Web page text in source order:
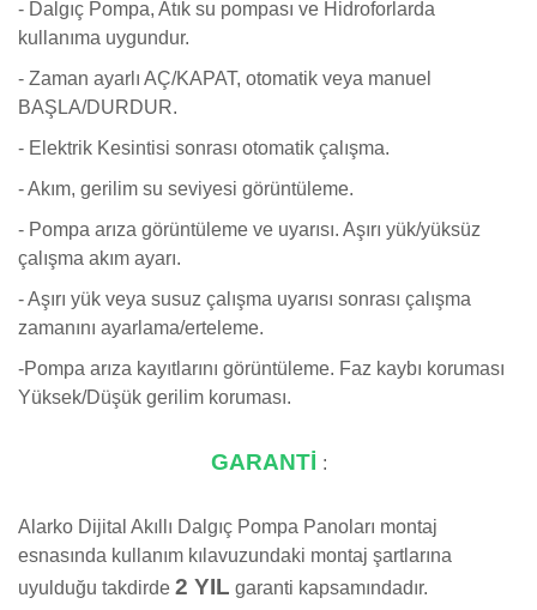
- Dalgıç Pompa, Atık su pompası ve Hidroforlarda
kullanıma uygundur.
- Zaman ayarlı AÇ/KAPAT, otomatik veya manuel
BAŞLA/DURDUR.
- Elektrik Kesintisi sonrası otomatik çalışma.
- Akım, gerilim su seviyesi görüntüleme.
- Pompa arıza görüntüleme ve uyarısı. Aşırı yük/yüksüz
çalışma akım ayarı.
- Aşırı yük veya susuz çalışma uyarısı sonrası çalışma
zamanını ayarlama/erteleme.
-Pompa arıza kayıtlarını görüntüleme. Faz kaybı koruması
Yüksek/Düşük gerilim koruması.
GARANTİ :
Alarko Dijital Akıllı Dalgıç Pompa Panoları montaj
esnasında kullanım kılavuzundaki montaj şartlarına
uyulduğu takdirde 2 YIL garanti kapsamındadır.